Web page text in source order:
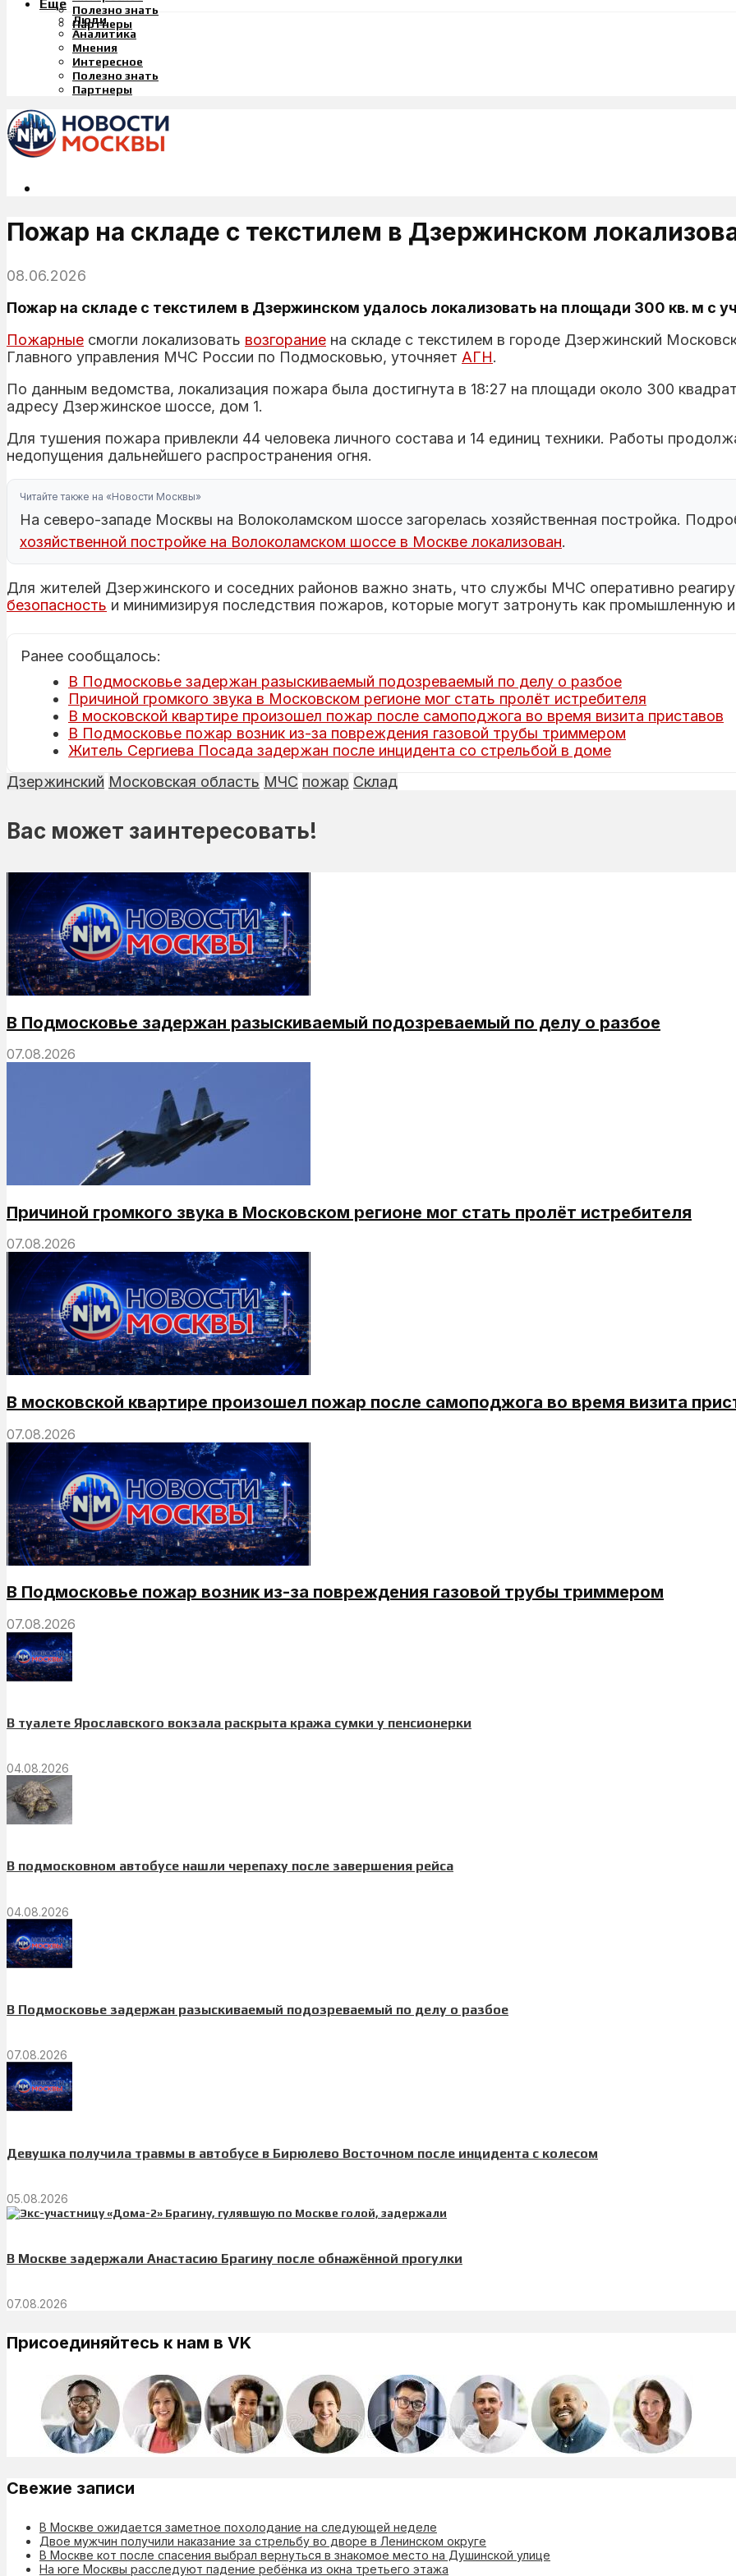
Полезно знать
Партнеры
Еще
Люди
Аналитика
Мнения
Интересное
Полезно знать
Партнеры
Пожар на складе с текстилем в Дзержинском
08.06.2026
Пожар на складе с текстилем в Дзержинском удалось локализовать на площади 300 кв. м с
Пожарные смогли локализовать возгорание на складе с текстилем в городе Дзержинский
Главного управления МЧС России по Подмосковью, уточняет АГН.
По данным ведомства, локализация пожара была достигнута в 18:27 на площади около 300
адресу Дзержинское шоссе, дом 1.
Для тушения пожара привлекли 44 человека личного состава и 14 единиц техники. Работы
недопущения дальнейшего распространения огня.
Читайте также на «Новости Москвы»
На северо-западе Москвы на Волоколамском шоссе загорелась хозяйственная постройка.
хозяйственной постройке на Волоколамском шоссе в Москве локализован.
Для жителей Дзержинского и соседних районов важно знать, что службы МЧС оперативно
безопасность и минимизируя последствия пожаров, которые могут затронуть как промышленную
Ранее сообщалось:
В Подмосковье задержан разыскиваемый подозреваемый по делу о разбое
Причиной громкого звука в Московском регионе мог стать пролёт истребителя
В московской квартире произошел пожар после самоподжога во время визита приставов
В Подмосковье пожар возник из-за повреждения газовой трубы триммером
Житель Сергиева Посада задержан после инцидента со стрельбой в доме
Дзержинский Московская область МЧС пожар Склад
Вас может заинтересовать!
В Подмосковье задержан разыскиваемый подозреваемый по делу о разбое
07.08.2026
Причиной громкого звука в Московском регионе мог стать пролёт истребителя
07.08.2026
В московской квартире произошел пожар после самоподжога во время визита
07.08.2026
В Подмосковье пожар возник из-за повреждения газовой трубы триммером
07.08.2026
В туалете Ярославского вокзала раскрыта кража сумки у пенсионерки
04.08.2026
В подмосковном автобусе нашли черепаху после завершения рейса
04.08.2026
В Подмосковье задержан разыскиваемый подозреваемый по делу о разбое
07.08.2026
Девушка получила травмы в автобусе в Бирюлево Восточном после инцидента с колесом
05.08.2026
В Москве задержали Анастасию Брагину после обнажённой прогулки
07.08.2026
Присоединяйтесь к нам в VK
Свежие записи
В Москве ожидается заметное похолодание на следующей неделе
Двое мужчин получили наказание за стрельбу во дворе в Ленинском округе
В Москве кот после спасения выбрал вернуться в знакомое место на Душинской улице
На юге Москвы расследуют падение ребёнка из окна третьего этажа